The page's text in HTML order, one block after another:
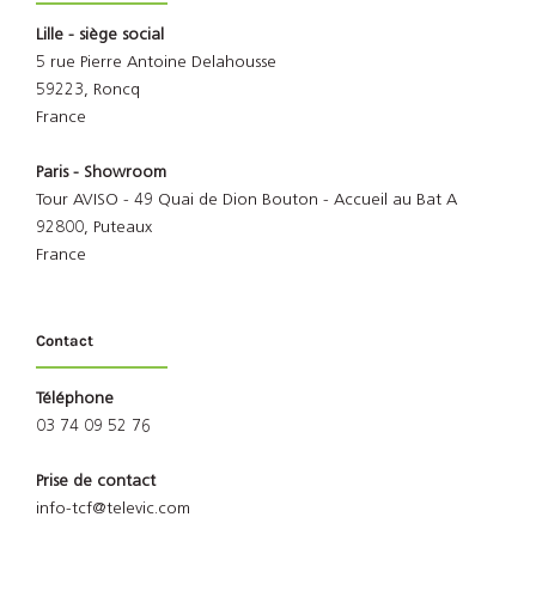
Lille - siège social
5 rue Pierre Antoine Delahousse
59223, Roncq
France
Paris - Showroom
Tour AVISO - 49 Quai de Dion Bouton - Accueil au Bat A
92800, Puteaux
France
Contact
Téléphone
03 74 09 52 76
Prise de contact
info-tcf@televic.com